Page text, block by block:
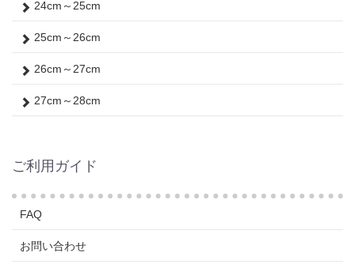
24cm～25cm
25cm～26cm
26cm～27cm
27cm～28cm
ご利用ガイド
FAQ
お問い合わせ